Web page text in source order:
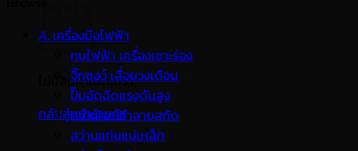
ไม่มีสินค้าในตะกร้า
กลับสู่หน้าร้านค้า
A. เครื่องมือไฟฟ้า
กบไฟฟ้า เครื่องเซาะร่อง
จิ๊กซอว์ เลื่อยวงเดือน
ปั๊มอัดฉีดแรงดันสูง
สว่านเจาะทำลายสกัด
สว่านแท่นแม่เหล็ก